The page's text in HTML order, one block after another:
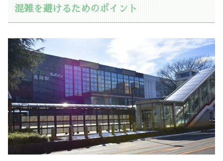
混雑を避けるためのポイント